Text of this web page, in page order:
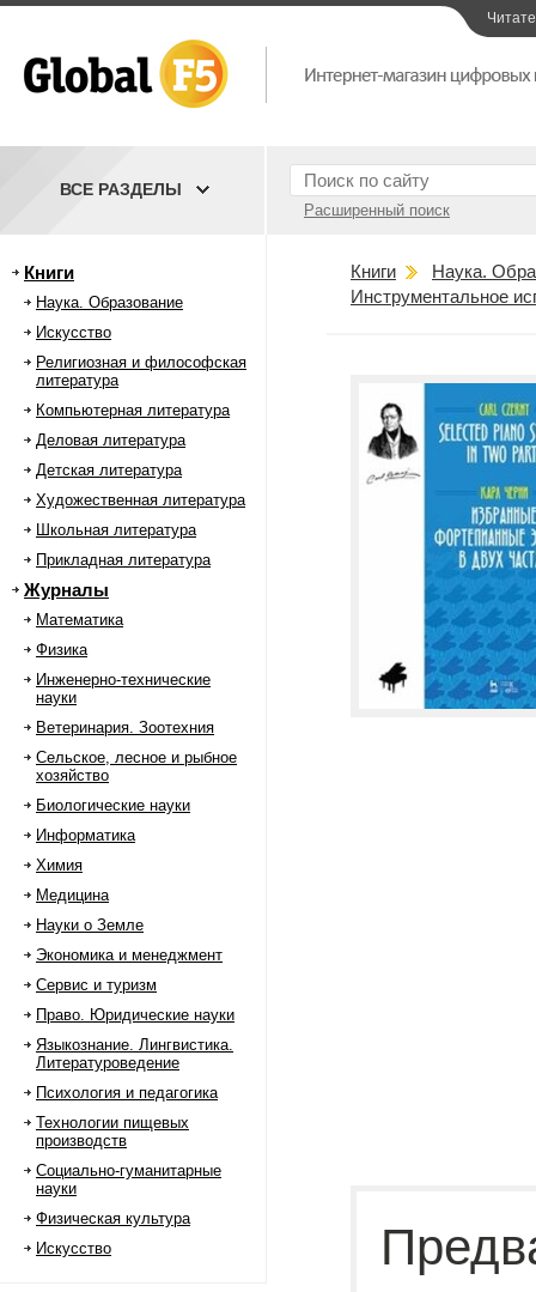
Расширенный поиск
ВСЕ РАЗДЕЛЫ
Книги
Наука. Образование
Искусство
Религиозная и философская
литература
Компьютерная литература
Деловая литература
Детская литература
Художественная литература
Школьная литература
Прикладная литература
Журналы
Математика
Физика
Инженерно-технические
науки
Ветеринария. Зоотехния
Сельское, лесное и рыбное
хозяйство
Биологические науки
Информатика
Химия
Медицина
Науки о Земле
Экономика и менеджмент
Сервис и туризм
Право. Юридические науки
Языкознание. Лингвистика.
Литературоведение
Психология и педагогика
Технологии пищевых
производств
Социально-гуманитарные
науки
Физическая культура
Искусство
Книги
Наука.
Инструментальное